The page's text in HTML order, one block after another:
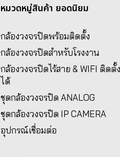
หมวดหมู่สินค้า ยอดนิยม
กล้องวงจรปิดพร้อมติดตั้ง
กล้องวงจรปิดสำหรับโรงงาน
กล้องวงจรปิดไร้สาย & WIFI ติดตั้
ได้
ชุดกล้องวงจรปิด ANALOG
ชุดกล้องวงจรปิด IP CAMERA
อุปกรณ์เชื่อมต่อ